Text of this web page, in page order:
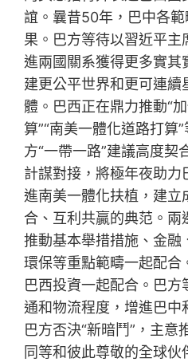
誼。曩昔50年，巴中各
果。巴方等待以習近平
進兩國關系獲得更多實其
建更公平世界和更可連續
體。巴西正在鼎力推動“
算”“南美一體化道路打算
方“一帶一路”建議高度契
計謀對接，將極年夜助力
進南美一體化扶植，建立
合、互利共贏的典范。兩
推動基本舉措措施、金融
環保等重點範疇一起配合
巴西投資一起配合。巴
通和物流程度，增進巴中
巴方否決“新暗鬥”，主意
同等和彼此尊敬的全球